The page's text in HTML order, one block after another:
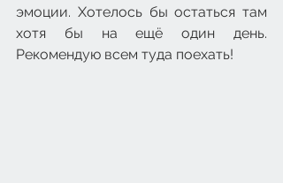
эмоции. Хотелось бы остаться там
хотя бы на ещё один день.
Рекомендую всем туда поехать!